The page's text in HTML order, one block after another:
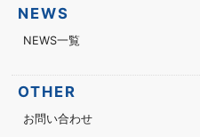
NEWS
NEWS一覧
OTHER
お問い合わせ